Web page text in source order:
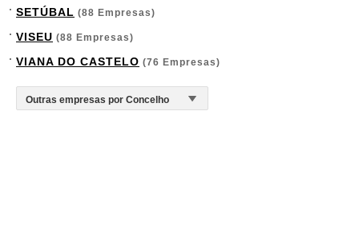
SETÚBAL (88 Empresas)
VISEU (88 Empresas)
VIANA DO CASTELO (76 Empresas)